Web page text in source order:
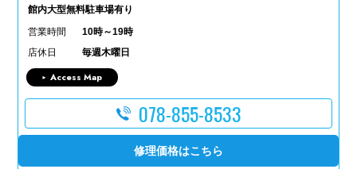
館内大型無料駐車場有り
営業時間
10時～19時
店休日
毎週木曜日
Access Map
078-855-8533
修理価格はこちら